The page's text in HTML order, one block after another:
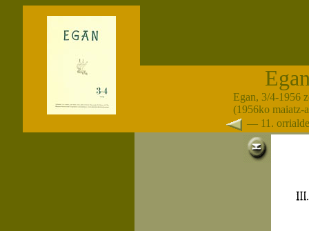
Egan, 3/4-1956
(1956ko maiatz-
— 11.